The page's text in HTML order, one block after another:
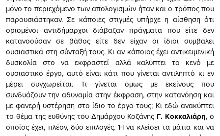
μόνο το περιεχόμενο των απολογισμών ήταν και ο τρόπος που
παρουσιάστηκαν. Σε κάποιες στιγμές υπήρχε η αίσθηση ότι
ορισμένοι αντιδήμαρχοι διάβαζαν πράγματα που είτε δεν
κατανοούσαν σε βάθος είτε δεν είχαν οι ίδιοι συμβάλει
ουσιαστικά στη σύνταξή τους. Κι αν κάποιος έχει αντικειμενική
δυσκολία στο να εκφραστεί αλλά καλύπτει το κενό με
ουσιαστικό έργο, αυτό είναι κάτι που γίνεται αντιληπτό κι εν
μέρει συγχωρείται. Τι γίνεται όμως με εκείνους που
συνδυάζουν την αδυναμία στην έκφραση, στην κατανόηση και
με φανερή υστέρηση στο ίδιο το έργο τους; Κι εδώ ανακύπτει
το θέμα της ευθύνης του Δημάρχου Κοζάνης Γ. Κοκκαλιάρη, ο
οποίος έχει, πλέον, δύο επιλογές. Ή να κλείσει τα μάτια και να